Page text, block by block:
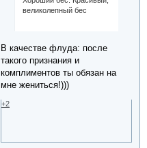
великолепный бес
В качестве флуда: после
такого признания и
комплиментов ты обязан на
мне жениться!)))
+2